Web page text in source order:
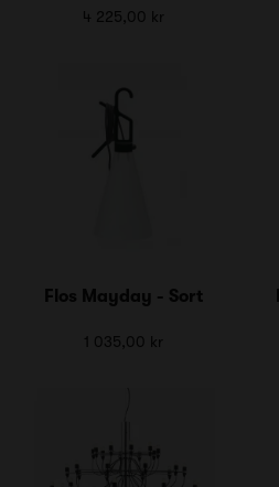
4 225,00 kr
Flos Mayday - Sort
1 035,00 kr